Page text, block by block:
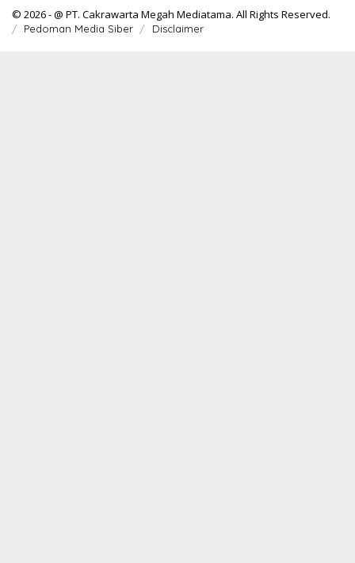
© 2026 - @ PT. Cakrawarta Megah Mediatama. All Rights Reserved.
Pedoman Media Siber Disclaimer